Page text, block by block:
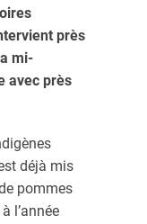
près
mi-
avec près
déjà mis
pommes
l’année